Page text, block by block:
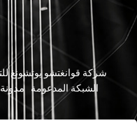
IPv6 الشبكة المدعومة مدونة